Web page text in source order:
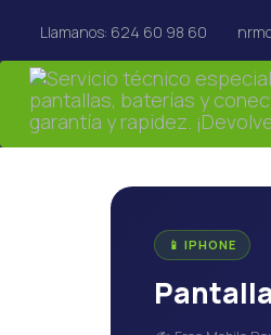
Llamanos: 624 60 98 60
📱 IPHONE